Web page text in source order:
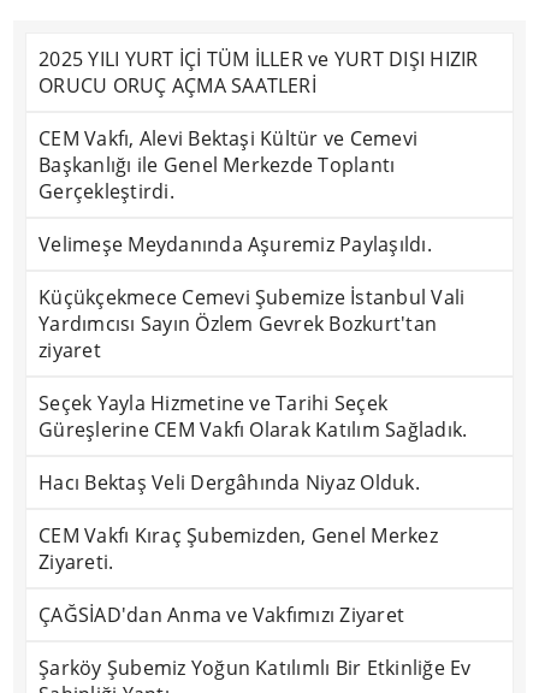
2025 YILI YURT İÇİ TÜM İLLER ve YURT DIŞI HIZIR
ORUCU ORUÇ AÇMA SAATLERİ
CEM Vakfı, Alevi Bektaşi Kültür ve Cemevi
Başkanlığı ile Genel Merkezde Toplantı
Gerçekleştirdi.
Velimeşe Meydanında Aşuremiz Paylaşıldı.
Küçükçekmece Cemevi Şubemize İstanbul Vali
Yardımcısı Sayın Özlem Gevrek Bozkurt'tan
ziyaret
Seçek Yayla Hizmetine ve Tarihi Seçek
Güreşlerine CEM Vakfı Olarak Katılım Sağladık.
Hacı Bektaş Veli Dergâhında Niyaz Olduk.
CEM Vakfı Kıraç Şubemizden, Genel Merkez
Ziyareti.
ÇAĞSİAD'dan Anma ve Vakfımızı Ziyaret
Şarköy Şubemiz Yoğun Katılımlı Bir Etkinliğe Ev